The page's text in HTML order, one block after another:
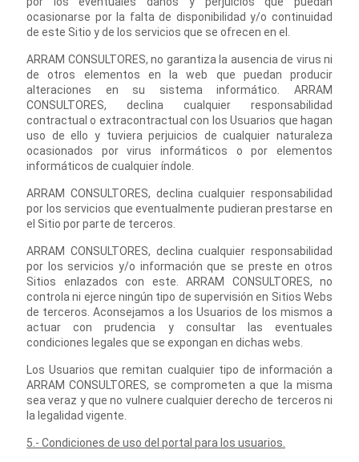
ocasionarse por la falta de disponibilidad y/o continuidad
de este Sitio y de los servicios que se ofrecen en el.
ARRAM CONSULTORES, no garantiza la ausencia de virus ni
de otros elementos en la web que puedan producir
alteraciones en su sistema informático. ARRAM
CONSULTORES, declina cualquier responsabilidad
contractual o extracontractual con los Usuarios que hagan
uso de ello y tuviera perjuicios de cualquier naturaleza
ocasionados por virus informáticos o por elementos
informáticos de cualquier índole.
ARRAM CONSULTORES, declina cualquier responsabilidad
por los servicios que eventualmente pudieran prestarse en
el Sitio por parte de terceros.
ARRAM CONSULTORES, declina cualquier responsabilidad
por los servicios y/o información que se preste en otros
Sitios enlazados con este. ARRAM CONSULTORES, no
controla ni ejerce ningún tipo de supervisión en Sitios Webs
de terceros. Aconsejamos a los Usuarios de los mismos a
actuar con prudencia y consultar las eventuales
condiciones legales que se expongan en dichas webs.
Los Usuarios que remitan cualquier tipo de información a
ARRAM CONSULTORES, se comprometen a que la misma
sea veraz y que no vulnere cualquier derecho de terceros ni
la legalidad vigente.
5.- Condiciones de uso del portal para los usuarios.